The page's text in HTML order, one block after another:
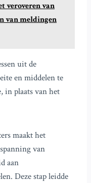
veroveren van
van meldingen
uit de
en middelen te
in plaats van het
maakt het
van
aan
Deze stap leidde